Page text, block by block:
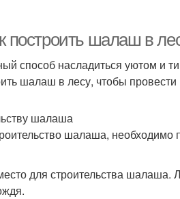
условиях
построить шалаш в
способ насладиться уютом и
шалаш в лесу, чтобы
шалаша
шалаша, необходимо
для строительства шалаша.